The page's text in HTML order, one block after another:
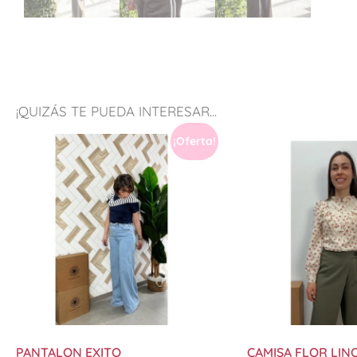
¡QUIZÁS TE PUEDA INTERESAR...
¡Oferta!
PANTALON EXITO CAMISA FLOR